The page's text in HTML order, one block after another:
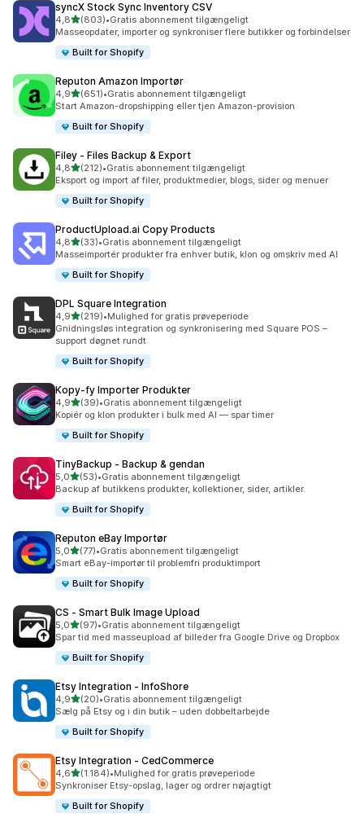
syncX Stock Sync Inventory CSV
4,8ud af 5 stjerner
(803)
803 anmeldelser i alt
•Gratis abonnement tilgængeligt
Masseopdater, importer og synkroniser flere butikker og forbindelser
Built for Shopify
Reputon Amazon Importør
4,9ud af 5 stjerner
(651)
651 anmeldelser i alt
•Gratis abonnement tilgængeligt
Start Amazon-dropshipping eller tjen Amazon-provision
Built for Shopify
Filey ‑ Files Backup & Export
4,8ud af 5 stjerner
(212)
212 anmeldelser i alt
•Gratis abonnement tilgængeligt
Eksport og import af filer, produktmedier, blogs, sider og menuer
Built for Shopify
ProductUpload.ai Copy Products
4,8ud af 5 stjerner
(33)
33 anmeldelser i alt
•Gratis abonnement tilgængeligt
Masseimportér produkter fra enhver butik, klon og omskriv med AI
Built for Shopify
DPL Square Integration
4,9ud af 5 stjerner
(219)
219 anmeldelser i alt
•Mulighed for gratis prøveperiode
Gnidningsløs integration og synkronisering med Square POS –
support døgnet rundt
Built for Shopify
Kopy‑fy Importer Produkter
4,9ud af 5 stjerner
(39)
39 anmeldelser i alt
•Gratis abonnement tilgængeligt
Kopiér og klon produkter i bulk med AI — spar timer
Built for Shopify
TinyBackup ‑ Backup & gendan
5,0ud af 5 stjerner
(53)
53 anmeldelser i alt
•Gratis abonnement tilgængeligt
Backup af butikkens produkter, kollektioner, sider, artikler.
Built for Shopify
Reputon eBay Importør
5,0ud af 5 stjerner
(77)
77 anmeldelser i alt
•Gratis abonnement tilgængeligt
Smart eBay-importør til problemfri produktimport
Built for Shopify
CS ‑ Smart Bulk Image Upload
5,0ud af 5 stjerner
(97)
97 anmeldelser i alt
•Gratis abonnement tilgængeligt
Spar tid med masseupload af billeder fra Google Drive og Dropbox
Built for Shopify
Etsy Integration ‑ InfoShore
4,9ud af 5 stjerner
(20)
20 anmeldelser i alt
•Gratis abonnement tilgængeligt
Sælg på Etsy og i din butik – uden dobbeltarbejde
Built for Shopify
Etsy Integration ‑ CedCommerce
4,6ud af 5 stjerner
(1.184)
1184 anmeldelser i alt
•Mulighed for gratis prøveperiode
Synkroniser Etsy-opslag, lager og ordrer nøjagtigt
Built for Shopify